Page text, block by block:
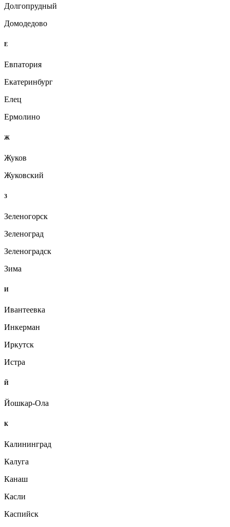
Долгопрудный
Домодедово
Е
Евпатория
Екатеринбург
Елец
Ермолино
Ж
Жуков
Жуковский
З
Зеленогорск
Зеленоград
Зеленоградск
Зима
И
Ивантеевка
Инкерман
Иркутск
Истра
Й
Йошкар-Ола
К
Калининград
Калуга
Канаш
Касли
Каспийск